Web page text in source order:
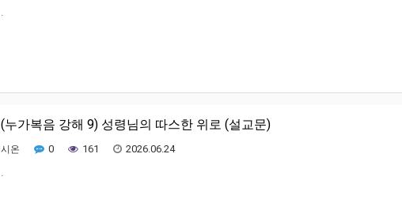
.
(누가복음 강해 9) 성령님의 따스한 위로 (설교문)
시온 0 161 2026.06.24
.